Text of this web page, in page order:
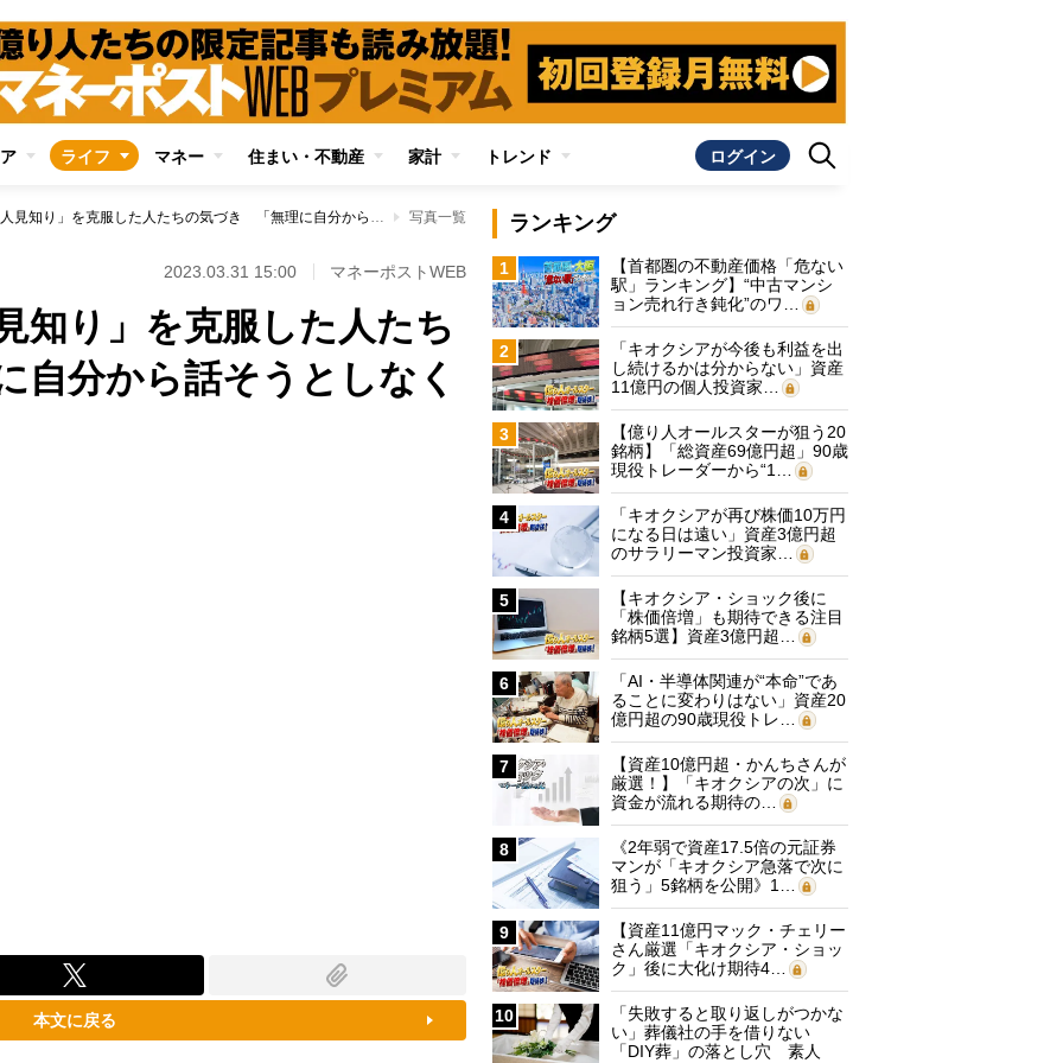
ライフ マネー 住まい・不動産 家計 トレンド ログイン
大人になって「人見知り」を克服した人たちの気づき 「無理に自分から話そうとしなくても大丈夫」 写真一覧
2023.03.31 15:00 マネーポストWEB
知り」を克服した人たち
分から話そうとしなく
本文に戻る
ランキング
1
【首都圏の不動産価格「危ない
駅」ランキング】“中古マンシ
ョン売れ行き鈍化”のワ…
2
「キオクシアが今後も利益を出
し続けるかは分からない」資産
11億円の個人投資家…
3
【億り人オールスターが狙う20
銘柄】「総資産69億円超」90歳
現役トレーダーから“1…
4
「キオクシアが再び株価10万円
になる日は遠い」資産3億円超
のサラリーマン投資家…
5
【キオクシア・ショック後に
「株価倍増」も期待できる注目
銘柄5選】資産3億円超…
6
「AI・半導体関連が“本命”であ
ることに変わりはない」資産20
億円超の90歳現役トレ…
7
【資産10億円超・かんちさんが
厳選！】「キオクシアの次」に
資金が流れる期待の…
8
《2年弱で資産17.5倍の元証券
マンが「キオクシア急落で次に
狙う」5銘柄を公開》1…
9
【資産11億円マック・チェリー
さん厳選「キオクシア・ショッ
ク」後に大化け期待4…
10
「失敗すると取り返しがつかな
い」葬儀社の手を借りない
「DIY葬」の落とし穴 素人